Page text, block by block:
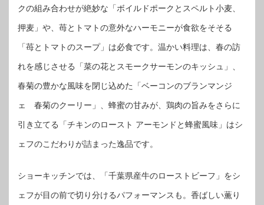
クの組み合わせが絶妙な「ボイルドポークとスペルト小麦、
押麦」や、苺とトマトの意外なハーモニーが食欲をそそる
「苺とトマトのスープ」は必食です。温かい料理は、春の訪
れを感じさせる「菜の花とスモークサーモンのキッシュ」、
春菊の豊かな風味を閉じ込めた「ベーコンのブランマンジ
ェ 春菊のクーリー」、蜂蜜の甘みが、鶏肉の旨みをさらに
引き立てる「チキンのロースト アーモンドと蜂蜜風味」はシ
ェフのこだわりが詰まった逸品です。
ショーキッチンでは、「千葉県産牛のローストビーフ」をシ
ェフが目の前で切り分けるパフォーマンスも。香ばしい薫り